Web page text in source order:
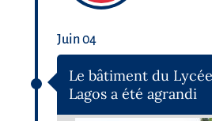
Juin 04
Le bâtiment du
Lagos a été agrandi